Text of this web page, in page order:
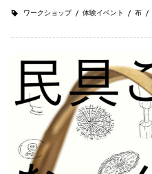
ワークショップ 体験イベント 布